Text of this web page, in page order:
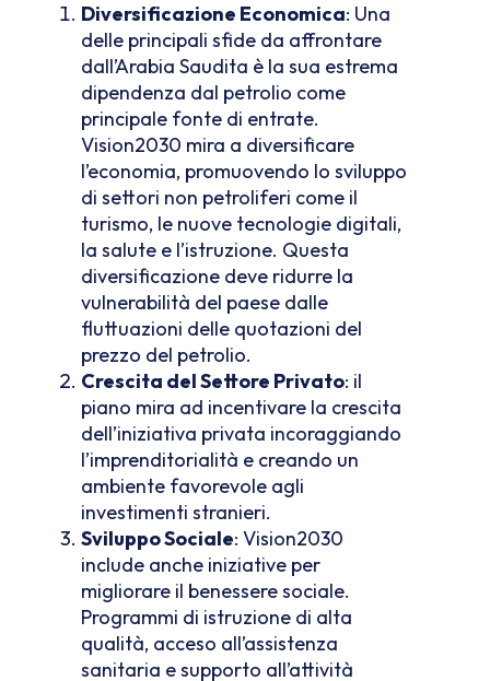
Diversificazione Economica: Una
delle principali sfide da affrontare
dall’Arabia Saudita è la sua estrema
dipendenza dal petrolio come
principale fonte di entrate.
Vision2030 mira a diversificare
l’economia, promuovendo lo sviluppo
di settori non petroliferi come il
turismo, le nuove tecnologie digitali,
la salute e l’istruzione. Questa
diversificazione deve ridurre la
vulnerabilità del paese dalle
fluttuazioni delle quotazioni del
prezzo del petrolio.
Crescita del Settore Privato: il
piano mira ad incentivare la crescita
dell’iniziativa privata incoraggiando
l’imprenditorialità e creando un
ambiente favorevole agli
investimenti stranieri.
Sviluppo Sociale: Vision2030
include anche iniziative per
migliorare il benessere sociale.
Programmi di istruzione di alta
qualità, acceso all’assistenza
sanitaria e supporto all’attività